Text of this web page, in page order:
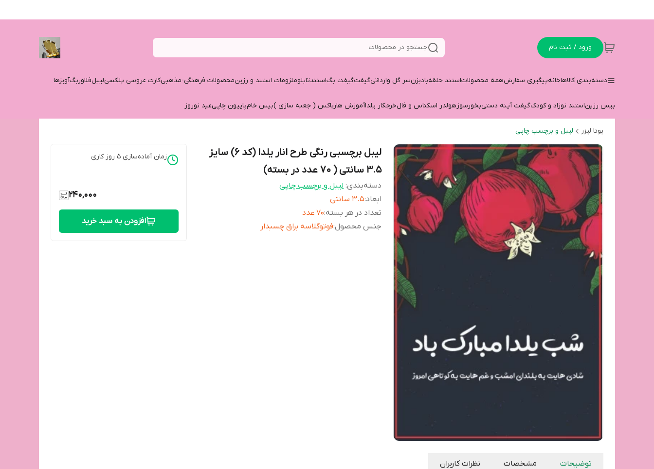
ورود / ثبت نام جستجو در محصولات
دسته‌بندی کالاهاخانهپیگیری سفارشهمه محصولاتاستند حلقهبادبزنسر گل وارداتیگیفتگیفت بگاستندتابلوملزومات استند و رزینمحصولات فرهنگی-مذهبیکارت عروسی پلکسیلیبلفلاوربگآویزها
بیس رزیناستند نوزاد و کودکگیفت آینه دستیبخورسوزهولدر اسکناس و فالخرجکار یلداآموزش هارباکس ( جعبه سازی )بیس خامپاپیون چاپیعید نوروز
یوتا لیزر لیبل و برچسب چاپی
لیبل برچسبی رنگی طرح انار یلدا (کد 6) سایز
3.5 سانتی ( 70 عدد در بسته)
دسته‌بندی:لیبل و برچسب چاپی
ابعاد:3.5 سانتی
تعداد در هر بسته:70 عدد
جنس محصول:فوتوگلاسه براق چسبدار
زمان آماده‌سازی 5 روز کاری
240,000
افزودن به سبد خرید
توضیحات مشخصات نظرات کاربران